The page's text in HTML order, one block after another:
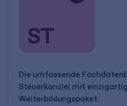
Die umfassende
Steuerkanzlei mit
Weiterbildungspaket.